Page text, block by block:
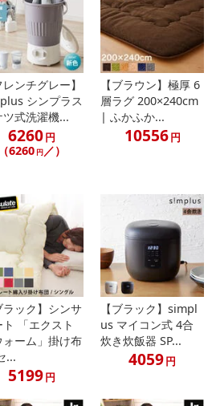
算払い、クレジットカード払い、dポ
。
て】
梱、お届けの日時指定はいたしかね
ただけない場合、商品の再発送や返
、お受けできません。宅配業者からの
ございます。また商品によって発送
店よりお届けする商品は、ご利用いた
ことを目的としており、転売等は固く
認された場合は、サービス利用を停
の発送完了後、
レンチグレー】
シンプラス
ツ式洗濯機...
6260円
（6260 円 ／）
【ブラウン】極厚 6
層ラグ 200×240cm
| ふかふか...
10556円
ラック】シンサ
ト 「エクスト
ォーム」掛け布
...
5199円
【ブラック】simpl
us マイコン式 4合
炊き炊飯器 SP...
4059円